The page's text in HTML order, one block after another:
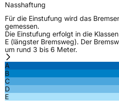
Rollgeräusch (dB)73
FahrzeugklasseC1
3PMSF / Schneeflockensymbol /
Allgemeine Produktsicherheit
Nasshaftung
Für die Einstufung wird das
gemessen.
Die Einstufung erfolgt in die
E (längster Bremsweg). Der
um rund 3 bis 6 Meter.
A
B
C
D
E